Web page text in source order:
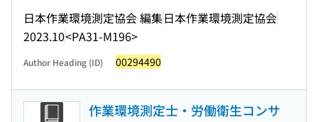
日本作業環境測定協会 編集日本作業環境測定協会
2023.10<PA31-M196>
Author Heading (ID) 00294490
作業環境測定士・労働衛生コンサ